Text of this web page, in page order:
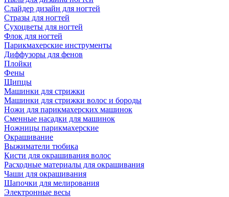
Слайдер дизайн для ногтей
Стразы для ногтей
Сухоцветы для ногтей
Флок для ногтей
Парикмахерские инструменты
Диффузоры для фенов
Плойки
Фены
Щипцы
Машинки для стрижки
Машинки для стрижки волос и бороды
Ножи для парикмахерских машинок
Сменные насадки для машинок
Ножницы парикмахерские
Окрашивание
Выжиматели тюбика
Кисти для окрашивания волос
Расходные материалы для окрашивания
Чаши для окрашивания
Шапочки для мелирования
Электронные весы